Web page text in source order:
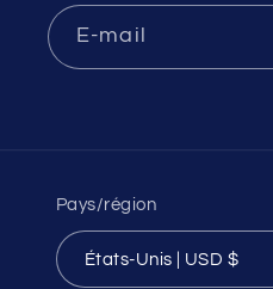
E-mail
Pays/région
États-Unis | USD $